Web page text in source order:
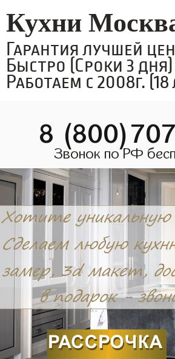
Кухни
Гарантия лучшей
Быстро (Сроки 3 дня)
Работаем с 2008г. (18
8
Звонок по РФ